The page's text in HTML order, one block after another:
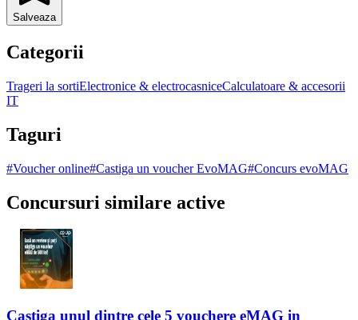
Salveaza
Categorii
Trageri la sortiElectronice & electrocasniceCalculatoare & accesorii
IT
Taguri
#Voucher online#Castiga un voucher EvoMAG#Concurs evoMAG
Concursuri similare active
Castiga unul dintre cele 5 vouchere eMAG in